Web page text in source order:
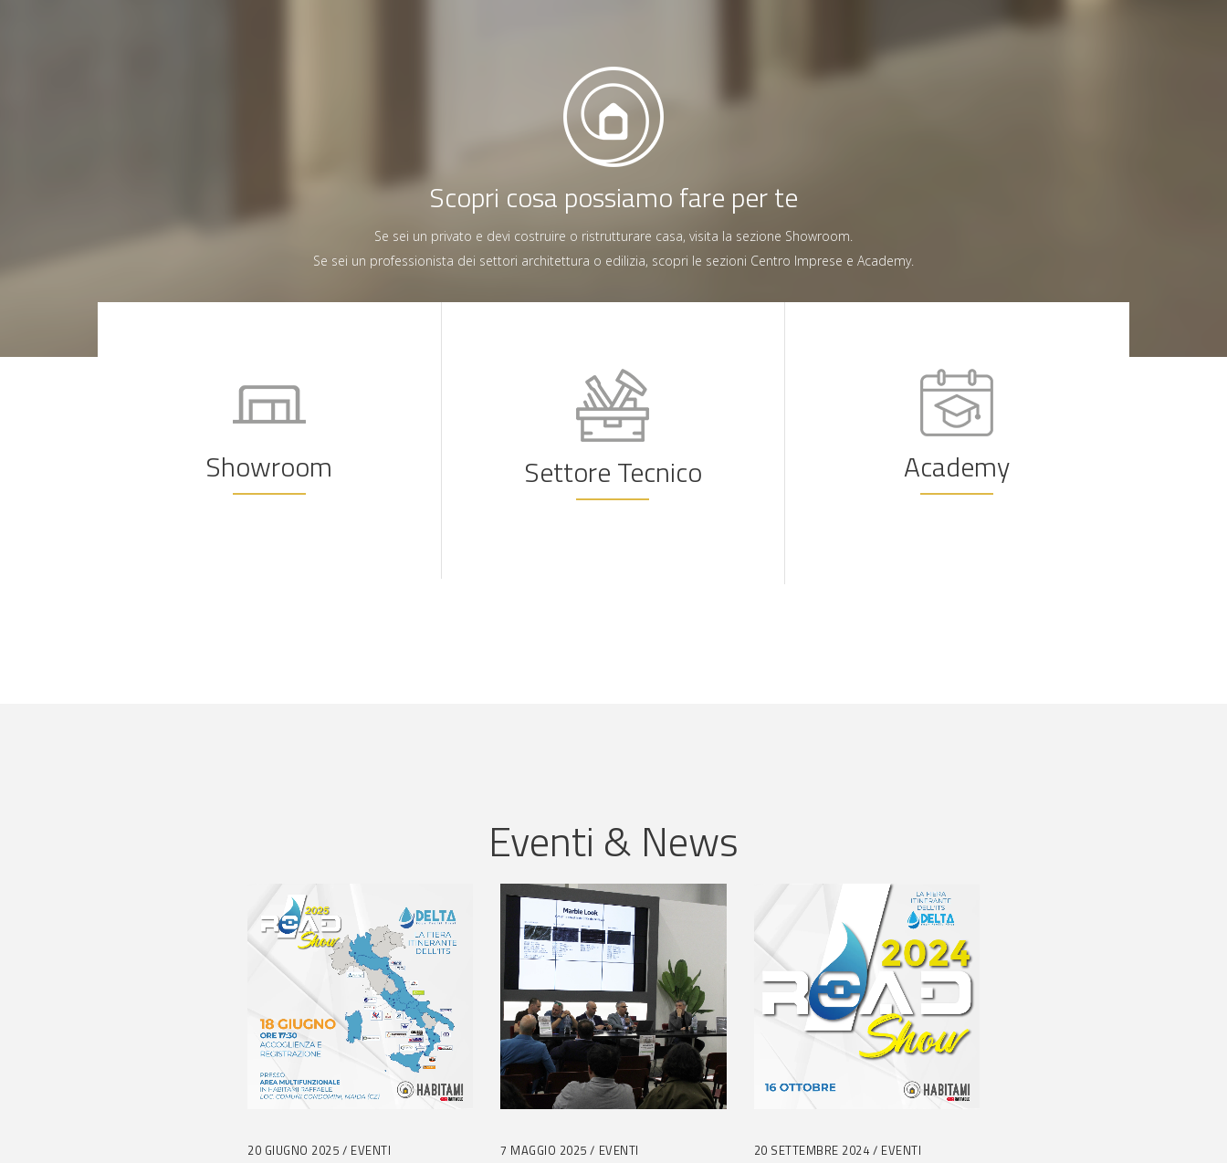
Scopri cosa possiamo fare per te
Se sei un privato e devi costruire o ristrutturare casa, visita la sezione Showroom.
Se sei un professionista dei settori architettura o edilizia, scopri le sezioni Centro Imprese e Academy.
Showroom Settore Tecnico Academy
Eventi & News
20 GIUGNO 2025 EVENTI 7 MAGGIO 2025 EVENTI 20 SETTEMBRE 2024 EVENTI